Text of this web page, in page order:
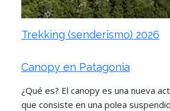
Trekking (senderismo) 2026
Canopy en Patagonia
¿Qué es? El canopy es una nueva
que consiste en una polea